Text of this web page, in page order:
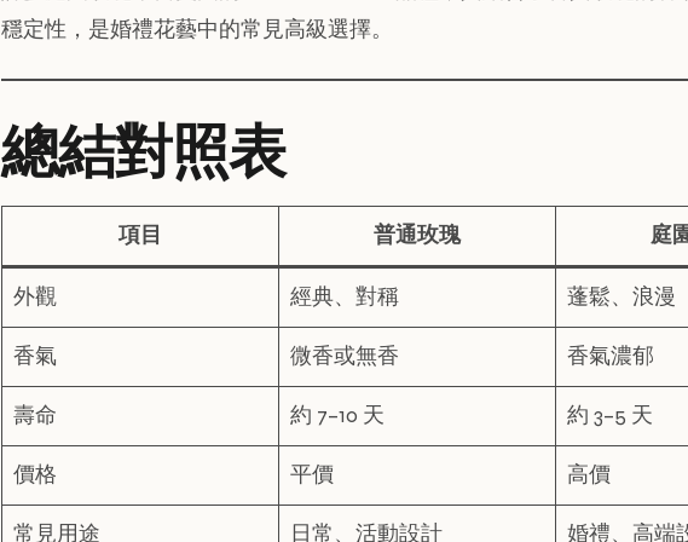
穩定性，是婚禮花藝中的常見高級選擇。
總結對照表
項目 普通玫瑰 庭
外觀 經典、對稱 蓬鬆、浪漫
香氣 微香或無香 香氣濃郁
壽命 約 7–10 天 約 3–5 天
價格 平價 高價
常見用途 日常、活動設計 婚禮、高端